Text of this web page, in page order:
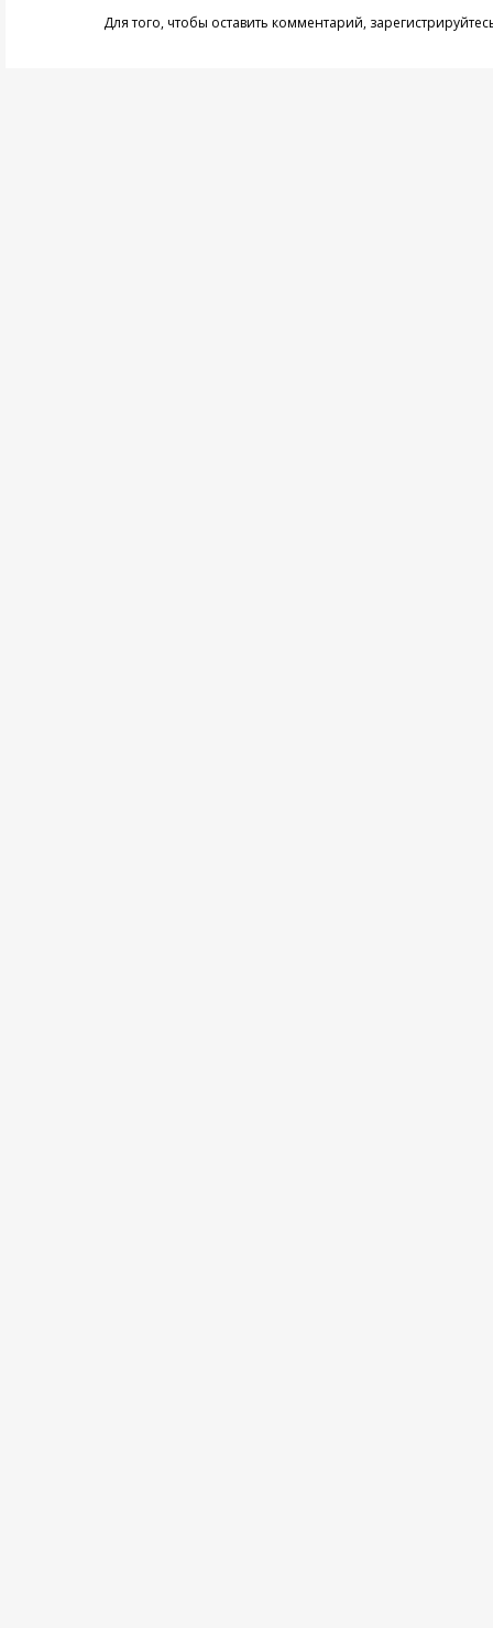
Для того, чтобы оставить комментарий,